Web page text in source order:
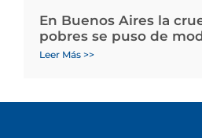
En Buenos Aires la
pobres se puso de
Leer Más >>